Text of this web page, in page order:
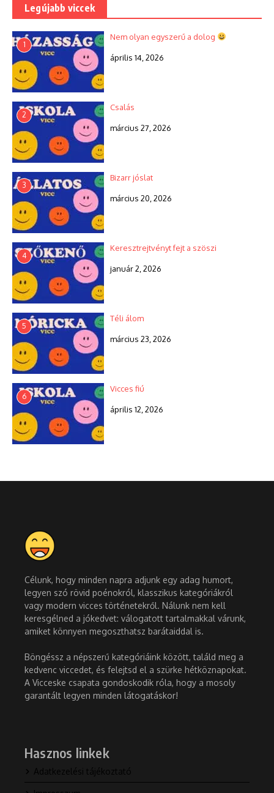
Legújabb viccek
1
Nem olyan egyszerű a dolog
április 14, 2026
2
Csalás
március 27, 2026
3
Bizarr jóslat
március 20, 2026
4
Keresztrejtvényt fejt a szöszi
január 2, 2026
5
Téli álom
március 23, 2026
6
Vicces fiú
április 12, 2026
Célunk, hogy minden napra adjunk egy adag humort,
legyen szó rövid poénokról, klasszikus kategóriákról
vagy modern vicces történetekről. Nálunk nem kell
keresgélned a jókedvet: válogatott tartalmakkal várunk,
amiket könnyen megoszthatsz barátaiddal is.
Böngéssz a népszerű kategóriáink között, találd meg a
kedvenc viccedet, és felejtsd el a szürke hétköznapokat.
A Vicceske csapata gondoskodik róla, hogy a mosoly
garantált legyen minden látogatáskor!
Hasznos linkek
Adatkezelési tájékoztató